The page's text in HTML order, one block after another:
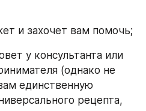
и захочет вам помочь;
у консультанта или
(однако не
единственную
рецепта,